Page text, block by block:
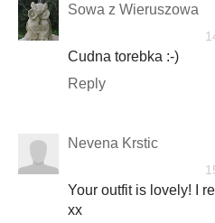
Sowa z Wieruszowa
Cudna torebka :-)
Reply
Nevena Krstic
Your outfit is lovely! I
xx